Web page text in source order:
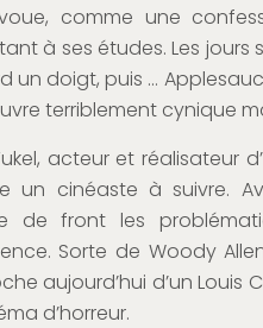
comme une
à ses études. Les
un doigt, puis …
terriblement cynique
acteur et réalisateur
un cinéaste à suivre.
de front les
Sorte de Woody
aujourd’hui d’un Louis
d’horreur.